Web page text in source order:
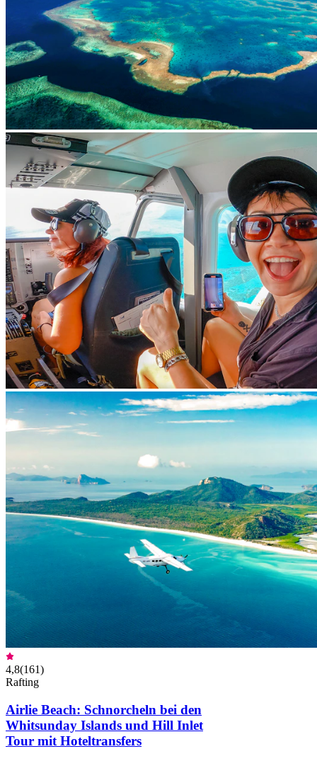
4,8(161)
Rafting
Airlie Beach: Schnorcheln bei den
Whitsunday Islands und Hill Inlet
Tour mit Hoteltransfers